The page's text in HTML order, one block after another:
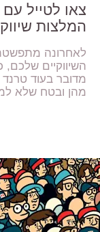
צאו לטייל
המלצות
לאחרונה
השיווקיים שלכם,
מדובר בעוד
מהן ובטח שלא